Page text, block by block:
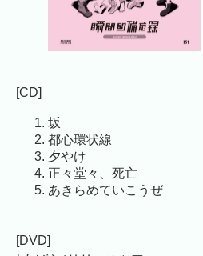
[CD]
坂
都心環状線
夕やけ
正々堂々、死亡
あきらめていこうぜ
[DVD]